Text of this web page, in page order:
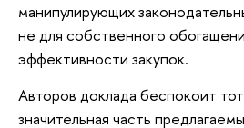
манипулирующих
не для собственного
эффективности закупок.
Авторов доклада беспокоит
значительная часть